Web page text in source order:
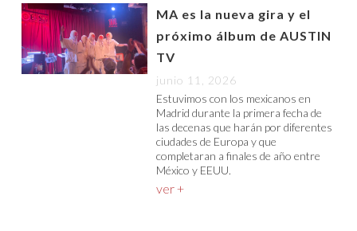
MA es la nueva gira y el
próximo álbum de AUSTIN
TV
junio 11, 2026
Estuvimos con los mexicanos en
Madrid durante la primera fecha de
las decenas que harán por diferentes
ciudades de Europa y que
completaran a finales de año entre
México y EEUU.
ver +